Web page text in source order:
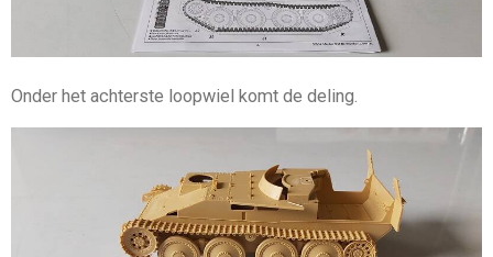
Onder het achterste loopwiel komt de deling.